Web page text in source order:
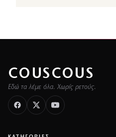
COUSCOUS
Εδώ τα λέμε όλα. Χωρίς ρετούς.